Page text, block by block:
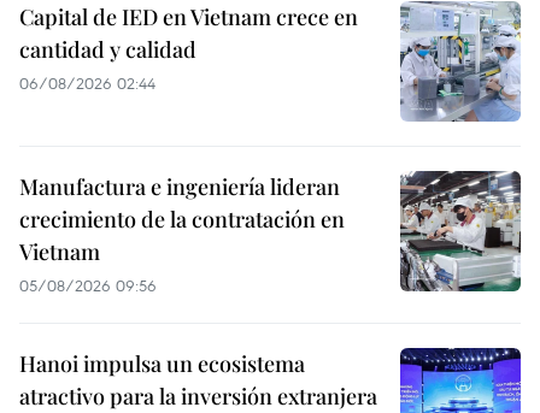
Capital de IED en Vietnam crece en
cantidad y calidad
06/08/2026 02:44
Manufactura e ingeniería lideran
crecimiento de la contratación en
Vietnam
05/08/2026 09:56
Hanoi impulsa un ecosistema
atractivo para la inversión extranjera